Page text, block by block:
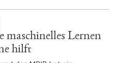
maschinelles Lernen
hilft